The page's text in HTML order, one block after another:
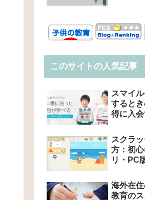
このサイトの人気記事
スマイ
すると
得に入
スクラ
方：初
リ・PC
海外在
教育の